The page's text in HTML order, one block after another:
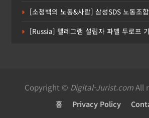
[소청백의 노동&사람] 삼성SDS 노동조
[Russia] 텔레그램 설립자 파벨 두로프
Copyright © Digital-Jurist.comAll
홈 Privacy Policy